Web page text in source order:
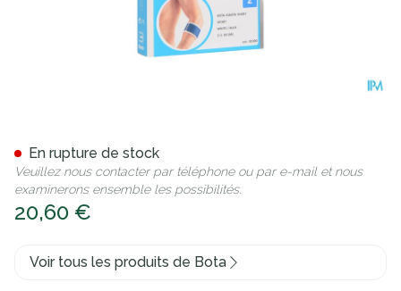
20,60 €
En rupture de stock
Veuillez nous contacter par téléphone ou par e-mail et nous
examinerons ensemble les possibilités.
Voir tous les produits de Bota